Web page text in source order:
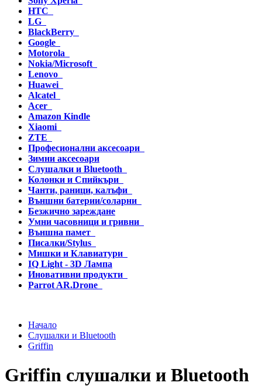
HTC
LG
BlackBerry
Google
Motorola
Nokia/Microsoft
Lenovo
Huawei
Alcatel
Acer
Amazon Kindle
Xiaomi
ZTE
Професионални аксесоари
Зимни аксесоари
Слушалки и Bluetooth
Колонки и Спийкъри
Чанти, раници, калъфи
Външни батерии/соларни
Безжично зареждане
Умни часовници и гривни
Външна памет
Писалки/Stylus
Мишки и Клавиатури
IQ Light - 3D Лампа
Иновативни продукти
Parrot AR.Drone
Начало
Слушалки и Bluetooth
Griffin
Griffin слушалки и Bluetooth